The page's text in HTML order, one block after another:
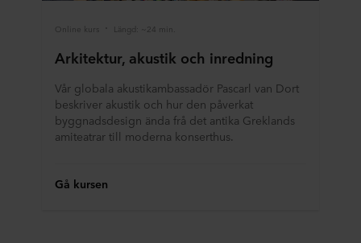
Online kurs Längd: ~24 min.
Arkitektur, akustik och inredning
Vår globala akustikambassadör Pascarl van Dort
beskriver akustik och hur den påverkat
byggnadsdesign ända frå det antika Greklands
amiteatrar till moderna konserthus.
Gå kursen